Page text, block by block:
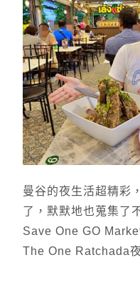
曼谷的夜生活超精彩
了，默默地也蒐集了
Save One GO
The One Ratchada